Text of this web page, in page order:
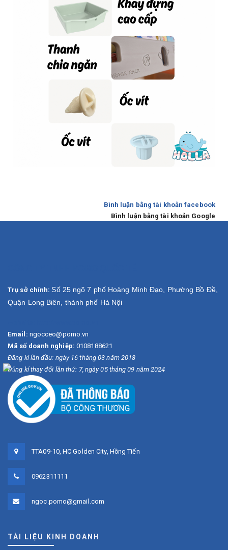
Bình luận bằng tài khoản facebook
Bình luận bằng tài khoản Google
Trụ sở chính:Số 25 ngõ 7 phố Hoàng Minh Đạo, Phường Bồ Đề,
Quận Long Biên, thành phố Hà Nội
Email: ngocceo@pomo.vn
Mã số doanh nghiệp: 0108188621
Đăng kí lần đầu: ngày 16 tháng 03 năm 2018
Đăng kí thay đổi lần thứ: 7, ngày 05 tháng 09 năm 2024
TTA09-10, HC Golden City, Hồng Tiến
0962311111
ngoc.pomo@gmail.com
TÀI LIỆU KINH DOANH